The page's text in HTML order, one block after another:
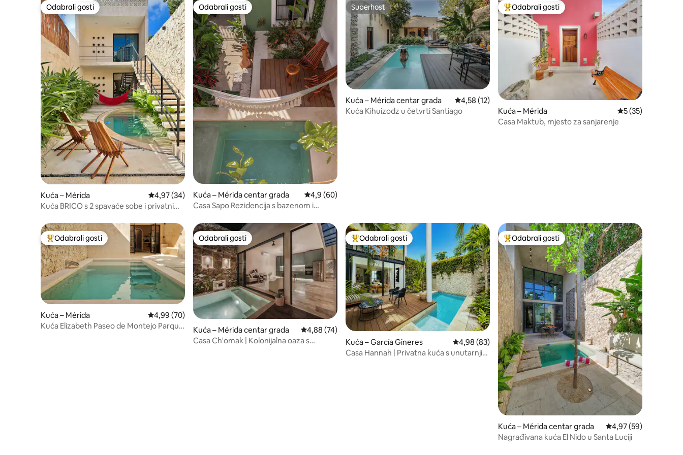
Odabrali gosti
Odabrali gosti
Kuća – Mérida Prosječna ocjena: 4,97/5, recenzija: 34
4,97 (34)
Kuća BRICO s 2 spavaće sobe i privatnim
Odabrali gosti
Odabrali gosti
Kuća – Mérida centar grada Prosječna ocjena: 4,9/5, recenzija: 60
4,9 (60)
Casa Sapo Rezidencija s bazenom i
Superhost
Superhost
Kuća – Mérida centar grada Prosječna ocjena: 4,58/5, recenzija: 12
4,58 (12)
Kuća Kihuizodz u četvrti Santiago
Među najviše rangiranima s oznakom „Odabrali gosti”
Odabrali gosti
Kuća – Mérida Prosječna ocjena:
5 (35)
Casa Maktub, mjesto za sanjarenje
Među najviše rangiranima s oznakom „Odabrali gosti”
Odabrali gosti
Kuća – Mérida Prosječna ocjena: 4,99/5, recenzija: 70
4,99 (70)
Kuća Elizabeth Paseo de Montejo Parque
Odabrali gosti
Odabrali gosti
Kuća – Mérida centar grada Prosječna ocjena: 4,88/5, recenzija: 74
4,88 (74)
Casa Ch'omak | Kolonijalna oaza s
Među najviše rangiranima s oznakom „Odabrali gosti”
Odabrali gosti
Kuća – García Gineres Prosječna ocjena: 4,98/5, recenzija: 83
4,98 (83)
Casa Hannah | Privatna kuća s unutarnjim
Među najviše rangiranima s oznakom „Odabrali gosti”
Odabrali gosti
Kuća – Mérida centar grada Prosječna ocjena:
4,97 (59)
Nagrađivana kuća El Nido u Santa Luciji